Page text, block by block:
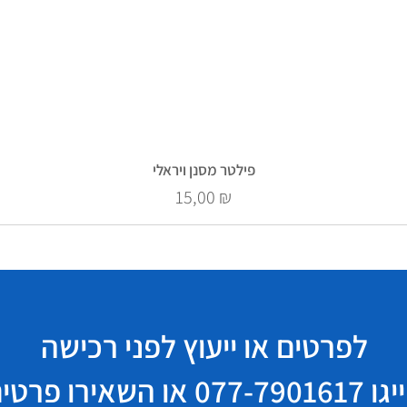
פילטר מסנן ויראלי
Prix
15,00 ₪
לפרטים או ייעוץ לפני רכישה
077-7901617 או השאירו